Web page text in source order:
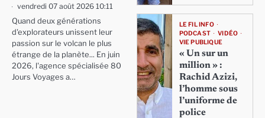
vendredi 07 août 2026 10:11
Quand deux générations
d'explorateurs unissent leur
passion sur le volcan le plus
étrange de la planète... En juin
2026, l'agence spécialisée 80
Jours Voyages a…
LE FIL INFO
PODCAST
VIDÉO
VIE PUBLIQUE
« Un sur un
million » :
Rachid Azizi,
l’homme sous
l’uniforme de
police